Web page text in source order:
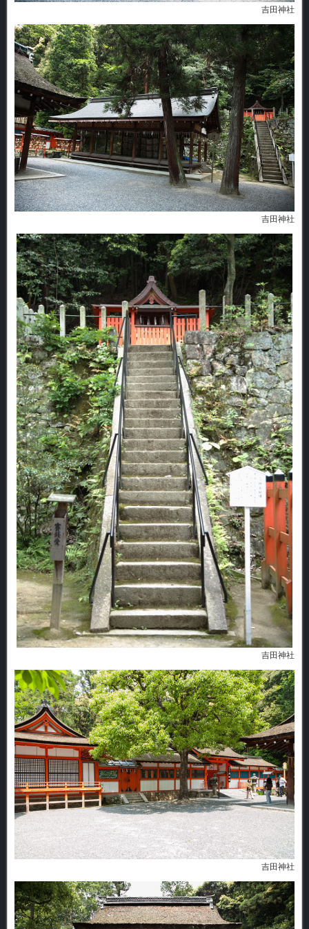
吉田神社
吉田神社
吉田神社
吉田神社